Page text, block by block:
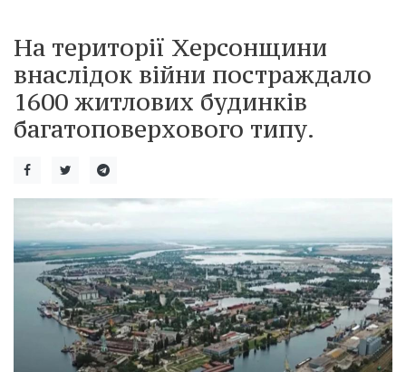
На території Херсонщини
внаслідок війни постраждало
1600 житлових будинків
багатоповерхового типу.